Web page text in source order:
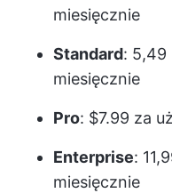
miesięcznie
Standard: 5,49
miesięcznie
Pro: $7.99 za
Enterprise:
miesięcznie